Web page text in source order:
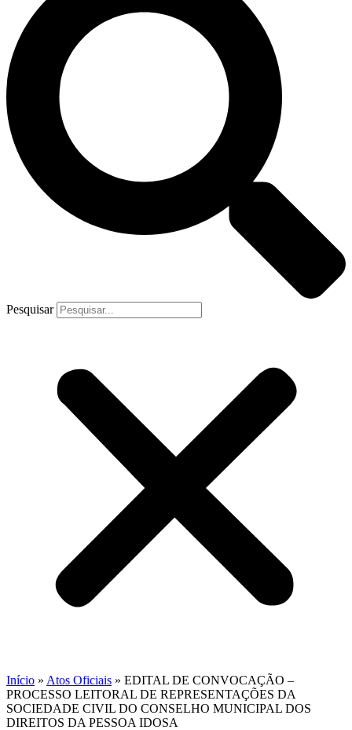
Pesquisar
Início » Atos Oficiais » EDITAL DE CONVOCAÇÃO –
PROCESSO LEITORAL DE REPRESENTAÇÕES DA
SOCIEDADE CIVIL DO CONSELHO MUNICIPAL DOS
DIREITOS DA PESSOA IDOSA